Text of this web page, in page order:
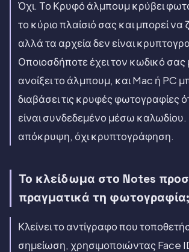
Όχι. Το Κρυφό άλμπουμ κρύβει
το κύριο πλαίσιό σας και μπορεί να
αλλά τα αρχεία δεν είναι
Οποιοσδήποτε έχει τον κωδικό σας
ανοίξει το άλμπουμ, και Mac ή PC
διαβάσει τις κρυφές φωτογραφίες
είναι συνδεδεμένο μέσω καλωδίου.
απόκρυψη, όχι κρυπτογράφηση.
Το κλείδωμα στο Notes
πραγματικά τη φωτογραφία;
Κλείνει το αντίγραφο που
σημείωση, χρησιμοποιώντας Face